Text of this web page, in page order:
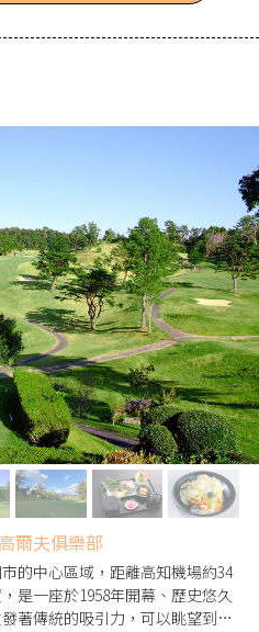
爾夫俱樂部
的中心區域，距離高知機場約34
是一座於1958年開幕、歷史悠久
著傳統的吸引力，可以眺望到高